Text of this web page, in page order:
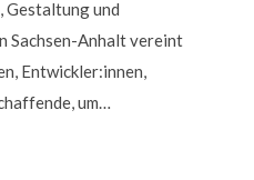
Gestaltung und
Sachsen-Anhalt vereint
Entwickler:innen,
um…